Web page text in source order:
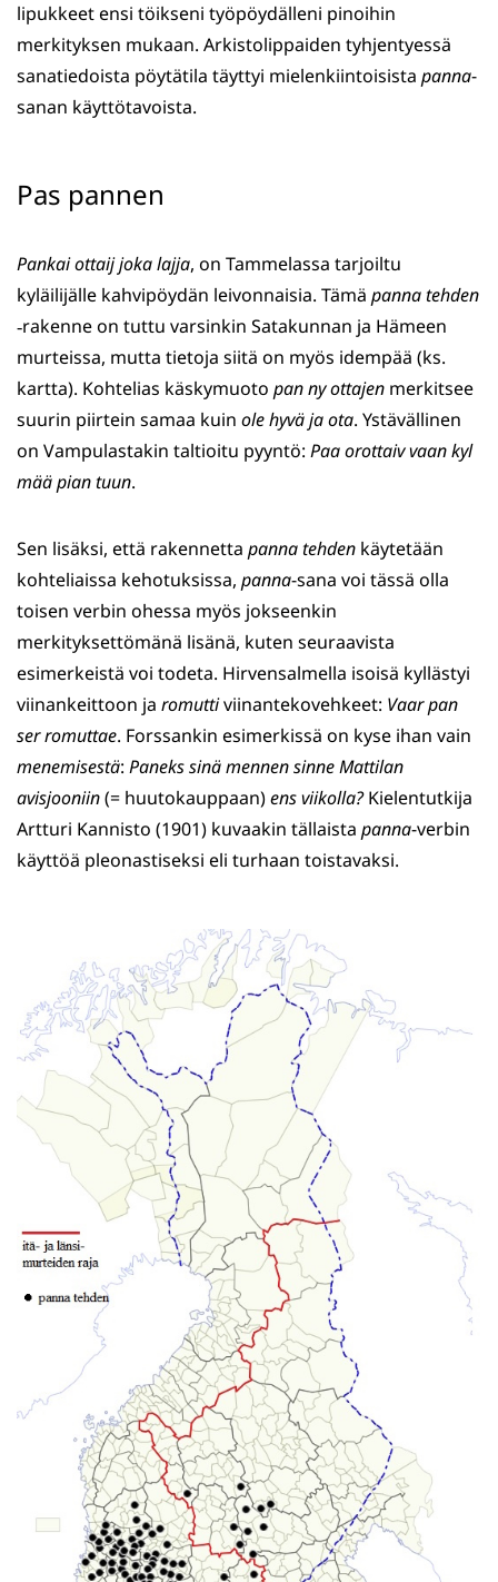
lipukkeet ensi töikseni työpöydälleni pinoihin
merkityksen mukaan. Arkistolippaiden tyhjentyessä
sanatiedoista pöytätila täyttyi mielenkiintoisista panna-
sanan käyttötavoista.
Pas pannen
Pankai ottaij joka lajja, on Tammelassa tarjoiltu
kyläilijälle kahvipöydän leivonnaisia. Tämä panna tehden
‑rakenne on tuttu varsinkin Satakunnan ja Hämeen
murteissa, mutta tietoja siitä on myös idempää (ks.
kartta). Kohtelias käskymuoto pan ny ottajen merkitsee
suurin piirtein samaa kuin ole hyvä ja ota. Ystävällinen
on Vampulastakin taltioitu pyyntö: Paa orottaiv vaan kyl
mää pian tuun.
Sen lisäksi, että rakennetta panna tehden käytetään
kohteliaissa kehotuksissa, panna-sana voi tässä olla
toisen verbin ohessa myös jokseenkin
merkityksettömänä lisänä, kuten seuraavista
esimerkeistä voi todeta. Hirvensalmella isoisä kyllästyi
viinankeittoon ja romuttiviinantekovehkeet: Vaar pan
serromuttae. Forssankin esimerkissä on kyse ihan vain
menemisestä: Paneks sinä mennen sinne Mattilan
avisjooniin(= huutokauppaan)ens viikolla?Kielentutkija
Artturi Kannisto (1901) kuvaakin tällaista panna-verbin
käyttöä pleonastiseksi eli turhaan toistavaksi.